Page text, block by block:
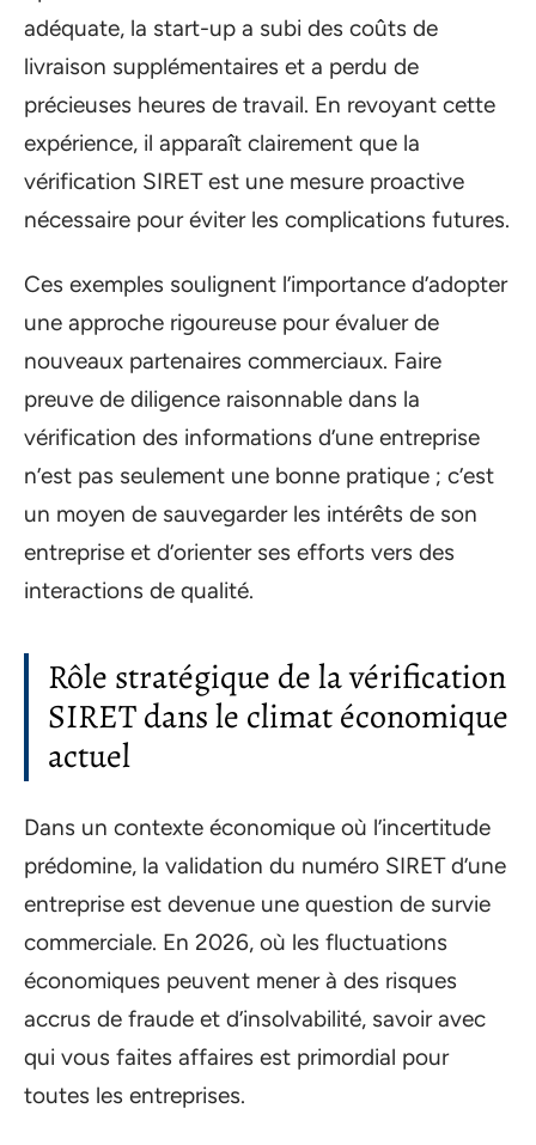
adéquate, la start-up a subi des coûts de
livraison supplémentaires et a perdu de
précieuses heures de travail. En revoyant cette
expérience, il apparaît clairement que la
vérification SIRET est une mesure proactive
nécessaire pour éviter les complications futures.
Ces exemples soulignent l’importance d’adopter
une approche rigoureuse pour évaluer de
nouveaux partenaires commerciaux. Faire
preuve de diligence raisonnable dans la
vérification des informations d’une entreprise
n’est pas seulement une bonne pratique ; c’est
un moyen de sauvegarder les intérêts de son
entreprise et d’orienter ses efforts vers des
interactions de qualité.
Rôle stratégique de la vérification
SIRET dans le climat économique
actuel
Dans un contexte économique où l’incertitude
prédomine, la validation du numéro SIRET d’une
entreprise est devenue une question de survie
commerciale. En 2026, où les fluctuations
économiques peuvent mener à des risques
accrus de fraude et d’insolvabilité, savoir avec
qui vous faites affaires est primordial pour
toutes les entreprises.